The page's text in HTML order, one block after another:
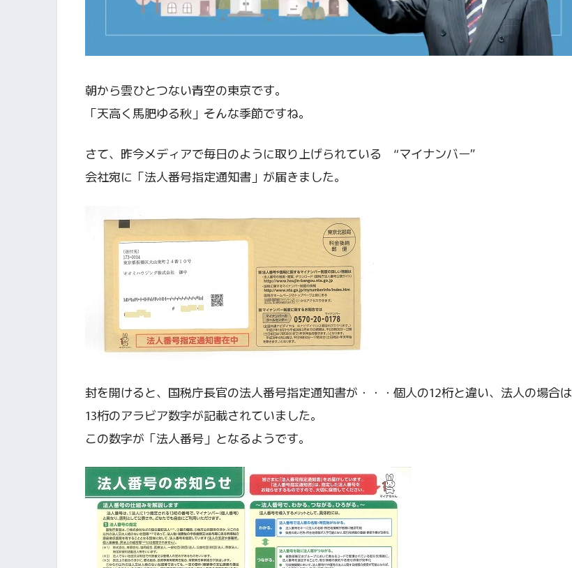
朝から雲ひとつない青空の東京です。
「天高く馬肥ゆる秋」そんな季節ですね。
さて、昨今メディアで毎日のように取り上げられている “マイナンバー”
会社宛に「法人番号指定通知書」が届きました。
封を開けると、国税庁長官の法人番号指定通知書が・・・個人の12桁と違い、法人の場合は
13桁のアラビア数字が記載されていました。
この数字が「法人番号」となるようです。